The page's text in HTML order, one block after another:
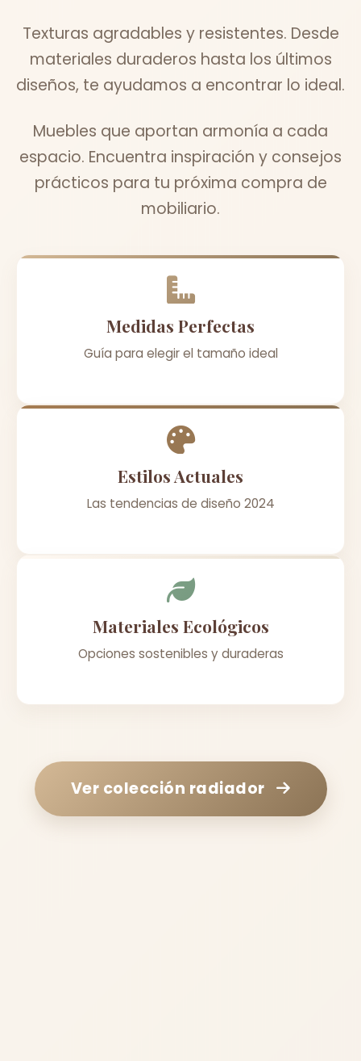
Texturas agradables y resistentes. Desde
materiales duraderos hasta los últimos
diseños, te ayudamos a encontrar lo ideal.
Muebles que aportan armonía a cada
espacio. Encuentra inspiración y consejos
prácticos para tu próxima compra de
mobiliario.
Medidas Perfectas
Guía para elegir el tamaño ideal
Estilos Actuales
Las tendencias de diseño 2024
Materiales Ecológicos
Opciones sostenibles y duraderas
Ver colección radiador